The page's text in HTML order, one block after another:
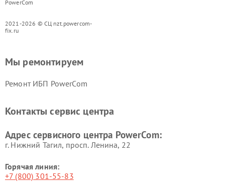
PowerCom
2021-2026 © СЦ nzt.powercom-
fix.ru
Мы ремонтируем
Ремонт ИБП PowerCom
Контакты сервис центра
Адрес сервисного центра PowerCom:
г. Нижний Тагил, просп. Ленина, 22
Горячая линия:
+7 (800) 301-55-83